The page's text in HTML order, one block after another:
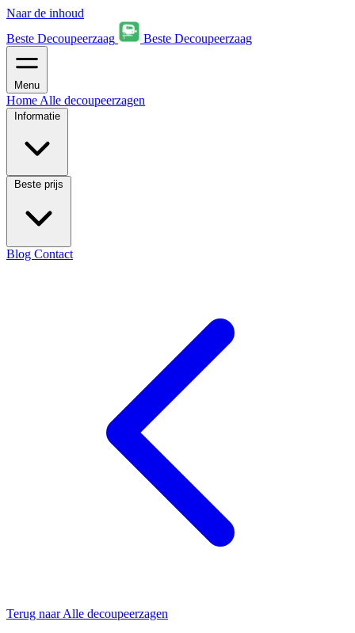
Naar de inhoud
Beste Decoupeerzaag
Beste Decoupeerzaag
Menu
Home Alle decoupeerzagen
Informatie
Beste prijs
Blog Contact
Terug naar Alle decoupeerzagen